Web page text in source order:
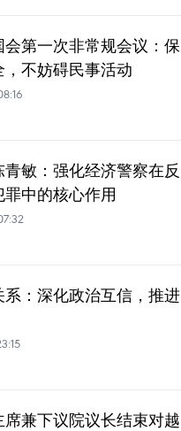
第一次非常规会议：保
不妨碍民事活动
敏：强化经济警察在反
罪中的核心作用
系：深化政治互信，推进
兼下议院议长结束对越